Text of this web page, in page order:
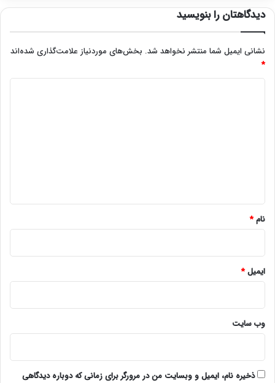
دیدگاهتان را بنویسید
نشانی ایمیل شما منتشر نخواهد شد. بخش‌های موردنیاز علامت‌گذاری شده‌اند
*
نام*
ایمیل*
وب‌ سایت
ذخیره نام، ایمیل و وبسایت من در مرورگر برای زمانی که دوباره دیدگاهی